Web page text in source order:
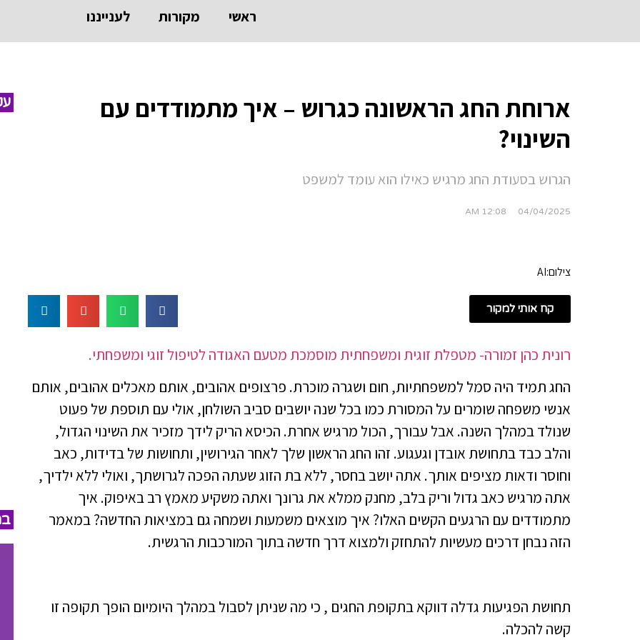
ראשי מקורות לענייננו
ארוחת החג הראשונה כגרוש – איך מתמודדים עם
השינוי?
הגרוש בסעודת החג מרגיש כאילו הוא עומד למשפט
04/04/2025
12:08 AM
צילום:AI
קח אותי למקור
רונית כהן זמורה- מטפלת זוגית ומשפחתית מוסמכת מטעם האגודה לטיפול זוגי ומשפחתי.
החג תמיד היה סמל למשפחתיות, חום ושגרה מוכרת. פרצופים אהובים, אותם מאכלים אהובים, אותם
אנשי משפחה שומרים על המסורת כמו בכל שנה יושבים סביב השולחן, אולי עם תוספת של פעוט
שנולד במהלך השנה. אבל עבורך, הכול מרגיש אחרת. הכיסא הריק לידך מזכיר את השינוי הגדול,
והלב כבד בתחושת אובדן וגעגוע. זהו החג הראשון שלך לאחר הגירושין, ותחושות של בדידות, כאב
וחוסר ודאות מציפים אותך. אתה יושב בחסר, ללא בת הזוג שעתה הפכה לגרושתך, ואולי ללא ילדיך,
אתה מרגיש כאב גדול וריק בלב, מחנק ממלא את גרונך ואתה משקיע מאמץ רב באיפוק. איך
מתמודדים עם הרגעים הקשים האלו? איך מוצאים משמעות ושמחה גם במציאות החדשה? במאמר
הזה נבחן דרכים מעשיות להתחזק ולמצוא דרך חדשה בתוך המורכבות הרגשית.
תחושת הפגיעות גדלה דווקא בתקופת החגים , כי מה שניתן לסבול במהלך היומיום הופך תקופה זו
קשה להכלה.